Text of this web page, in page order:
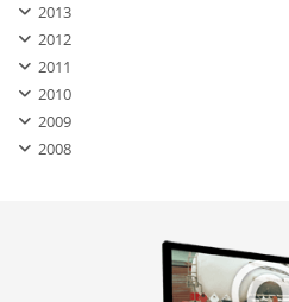
2013
2012
2011
2010
2009
2008